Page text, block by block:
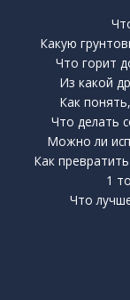
Какую
Что горит
Из какой
Как
Что делать
Можно ли
Как
1
Что